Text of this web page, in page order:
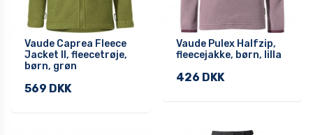
Vaude Caprea Fleece
Jacket II, fleecetrøje,
børn, grøn
569 DKK
Vaude Pulex Halfzip,
fleecejakke, børn, lilla
426 DKK